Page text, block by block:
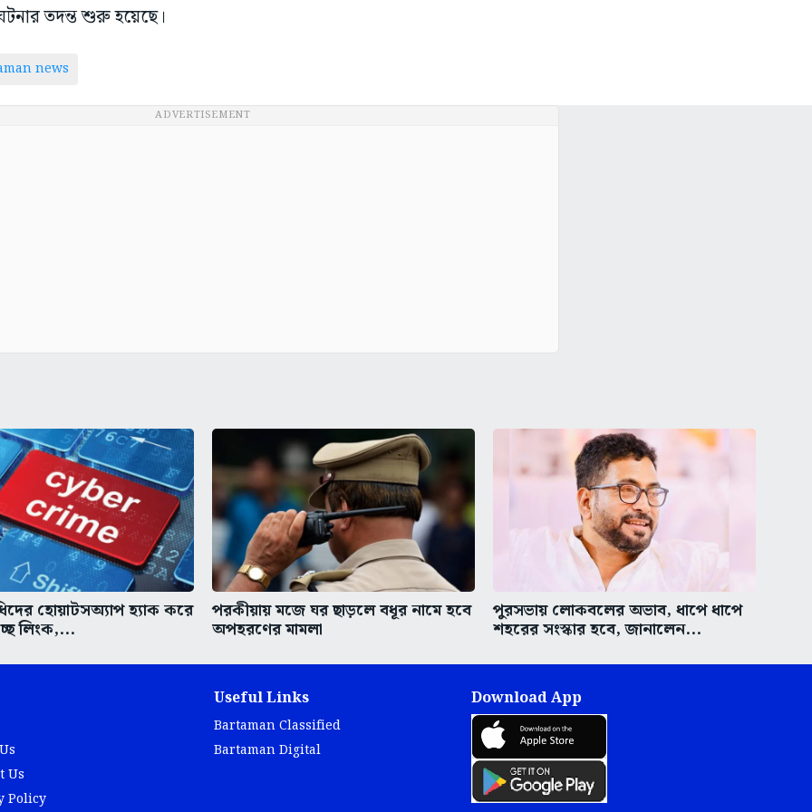
তদন্ত শুরু হয়েছে।
news
ADVERTISEMENT
হোয়াটসঅ্যাপ হ্যাক করে
লিংক,...
পরকীয়ায় মজে ঘর ছাড়লে বধূর নামে হবে
অপহরণের মামলা
পুরসভায় লোকবলের অভাব, ধাপে ধাপে
শহরের সংস্কার হবে, জানালেন...
Us
Policy
Useful Links
Bartaman Classified
Bartaman Digital
Download App